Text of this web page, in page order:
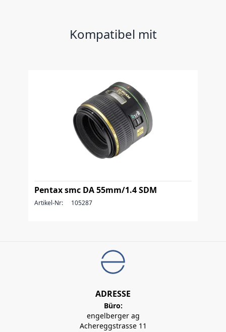
Kompatibel mit
Pentax smc DA 55mm/1.4 SDM
Artikel-Nr: 105287
ADRESSE
Büro:
engelberger ag
Achereggstrasse 11